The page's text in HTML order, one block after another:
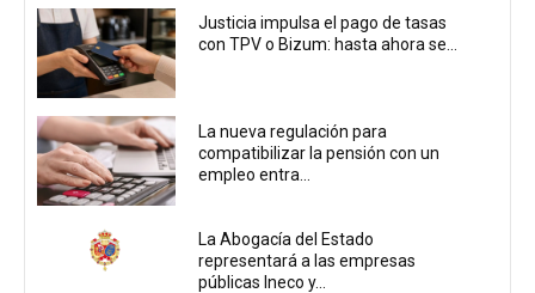
Justicia impulsa el pago de tasas
con TPV o Bizum: hasta ahora se...
La nueva regulación para
compatibilizar la pensión con un
empleo entra...
La Abogacía del Estado
representará a las empresas
públicas Ineco y...